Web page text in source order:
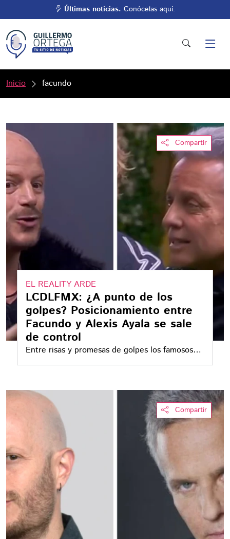
Últimas noticias. Conócelas aquí.
Inicio facundo
Compartir
EL REALITY ARDE
LCDLFMX: ¿A punto de los
golpes? Posicionamiento entre
Facundo y Alexis Ayala se sale
de control
Entre risas y promesas de golpes los famosos
protagonizaron una acalorada escena
Compartir